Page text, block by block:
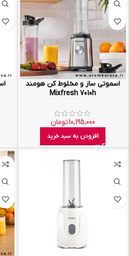
اسموتی ساز و مخلوط کن هومند
Mixfresh 7010h
10,195,000تومان
افزودن به سبد خرید